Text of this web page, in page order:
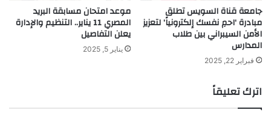
جامعة قناة السويس تطلق
مبادرة ‘احمِ نفسك إلكترونياً’ لتعزيز
الأمن السيبراني بين طلاب
المدارس
فبراير 22, 2025
موعد امتحان مسابقة البريد
المصري 11 يناير.. التنظيم والإدارة
يعلن التفاصيل
يناير 5, 2025
اترك تعليقاً